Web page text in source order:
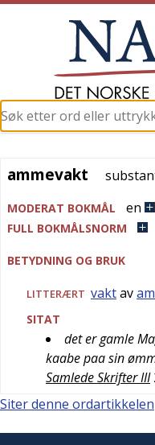
ammevakt
ammevakt
MODERAT BOKMÅL en
FULL BOKMÅLSNORM
BETYDNING OG BRUK
LITTERÆRT vaktav
SITAT
det er gamle
kaabe paa sin
Samlede Skrifter III
Siter denne ordartikkelen